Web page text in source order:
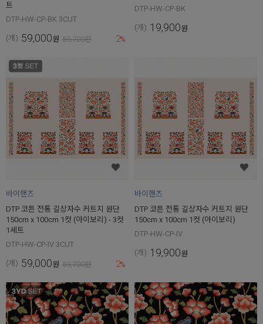
트
DTP-HW-CP-BK 3CUT
(개) 59,000원 59,700원 2%
DTP-HW-CP-BK
(개) 19,900원
바이핸즈
DTP 코튼 전통 길상자수 커트지 원단
150cm x 100cm 1컷 (아이보리) - 3컷
1세트
DTP-HW-CP-IV 3CUT
(개) 59,000원 59,700원 2%
바이핸즈
DTP 코튼 전통 길상자수 커트지 원단
150cm x 100cm 1컷 (아이보리)
DTP-HW-CP-IV
(개) 19,900원